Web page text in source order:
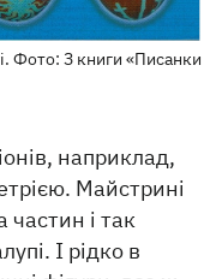
Фото: З книги «Писанки
наприклад,
Майстрині
частин і так
І рідко в